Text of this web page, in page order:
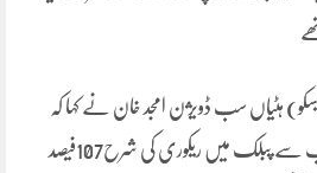
ہٹیاں سب ڈویژن امجد خان نے کہا کہ
واپڈا ہٹیاں سب ڈویژن کی جانب سے پبلک میں ریکوری کی شرح107فیصد